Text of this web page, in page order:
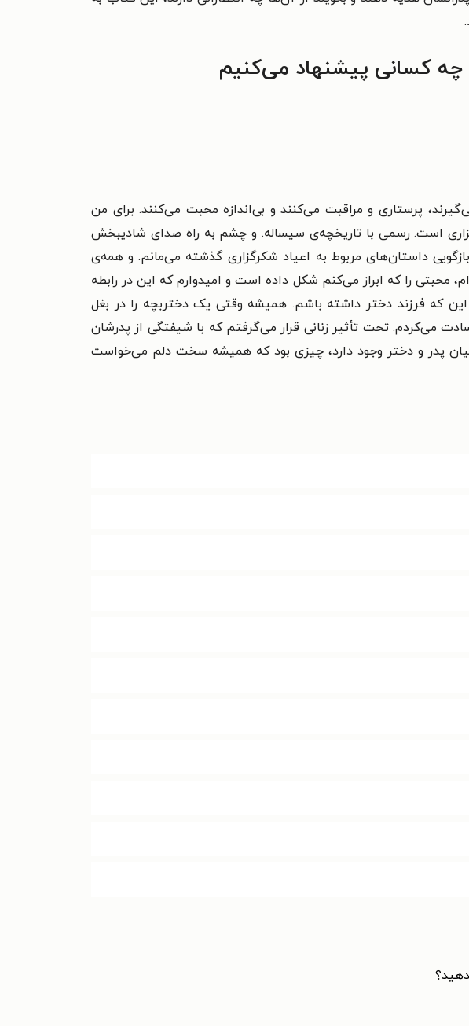
چه کسانی پیشنهاد می‌کنیم
پرستاری و مراقبت می‌کنند و بی‌اندازه محبت می‌کنند. برای من
است. رسمی با تاریخچه‌ی سیساله. و چشم به راه صدای شادیبخش
داستان‌های مربوط به اعیاد شکرگزاری گذشته می‌مانم. و همه‌ی
محبتی را که ابراز می‌کنم شکل داده است و امیدوارم که این در رابطه
اینکه فرزند دختر داشته باشم. همیشه وقتی یک دختربچه را در بغل
می‌کردم. تحت تأثیر زنانی قرار می‌گرفتم که با شیفتگی از پدرشان
پدر و دختر وجود دارد، چیزی بود که همیشه سخت دلم می‌خواست